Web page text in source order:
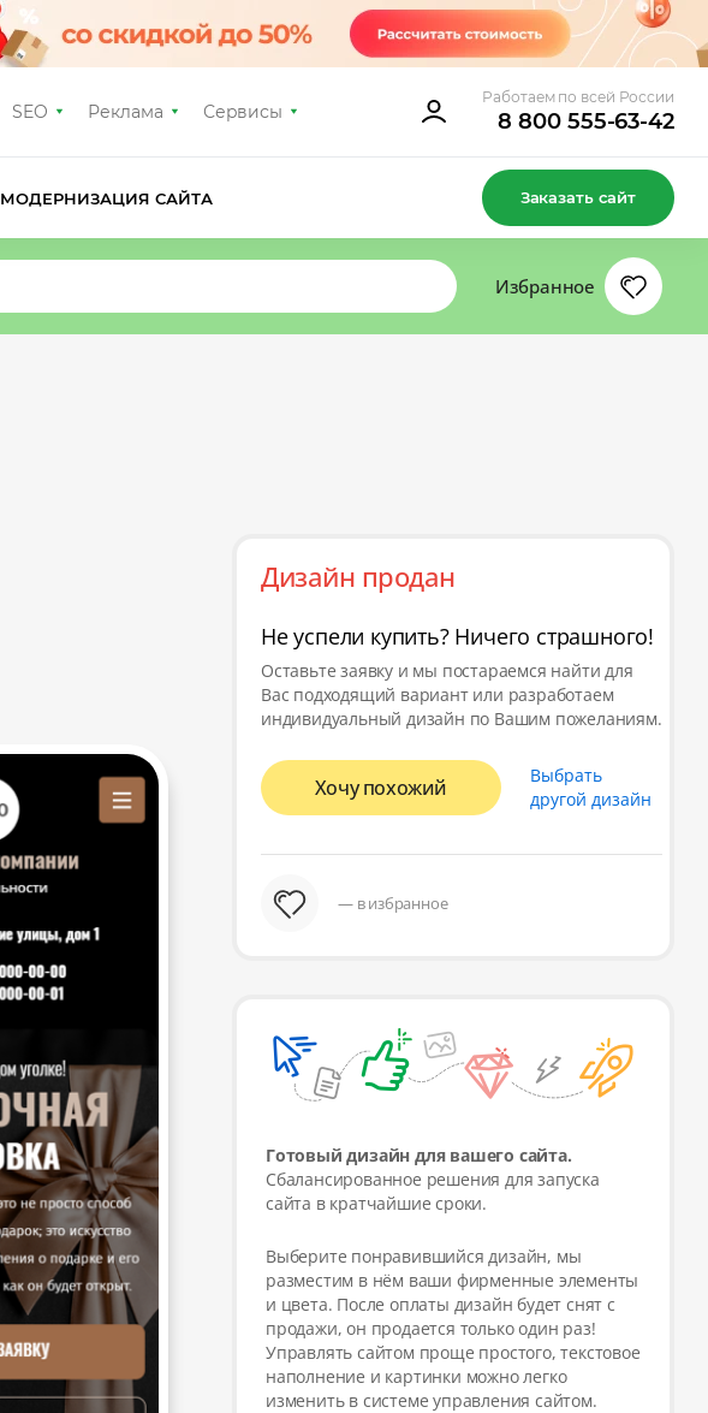
SEO Реклама Сервисы
Работаем по всей России
8 800 555-63-42
МОДЕРНИЗАЦИЯ САЙТА Заказать сайт
Избранное
Дизайн продан
Не успели купить? Ничего страшного!
Оставьте заявку и мы постараемся найти для
Вас подходящий вариант или разработаем
индивидуальный дизайн по Вашим пожеланиям.
Хочу похожий
Выбрать
другой дизайн
— в избранное
Готовый дизайн для вашего сайта.
Сбалансированное решения для запуска
сайта в кратчайшие сроки.
Выберите понравившийся дизайн, мы
разместим в нём ваши фирменные элементы
и цвета. После оплаты дизайн будет снят с
продажи, он продается только один раз!
Управлять сайтом проще простого, текстовое
наполнение и картинки можно легко
изменить в системе управления сайтом.